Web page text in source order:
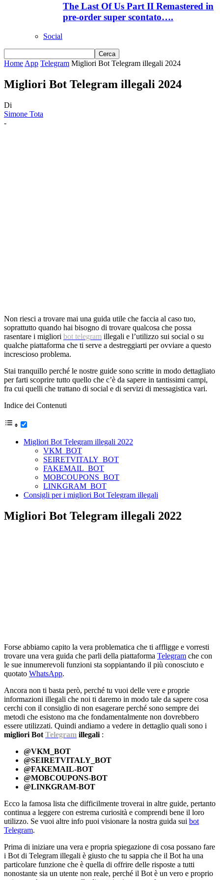
The Last Of Us Part II Remastered in
pre-order super scontato….
Social
Home App Telegram Migliori Bot Telegram illegali 2024
Migliori Bot Telegram illegali 2024
Di
Simone Tota
-
Non riesci a trovare mai una guida utile che faccia al caso tuo,
soprattutto quando hai bisogno di trovare qualcosa che possa
rasentare i migliori bot telegram illegali e l’utilizzo sui social o su
qualche piattaforma che ti serve a destreggiarti per ovviare a questo
increscioso problema.
Stai tranquillo perché le nostre guide sono scritte in modo dettagliato
per farti scoprire tutto quello che c’è da sapere in tantissimi campi,
fra cui quelli che trattano di social e di servizi di messagistica vari.
Indice dei Contenuti
Migliori Bot Telegram illegali 2022
VKM_BOT
SEIRETVITALY_BOT
FAKEMAIL_BOT
MOBCOUPONS_BOT
LINKGRAM_BOT
Consigli per i migliori Bot Telegram illegali
Migliori Bot Telegram illegali 2022
Forse abbiamo capito la vera problematica che ti affligge e vorresti
trovare una vera guida che parli della piattaforma Telegram che con
le sue innumerevoli funzioni sta soppiantando il più conosciuto e
quotato WhatsApp.
Ancora non ti basta però, perché tu vuoi delle vere e proprie
informazioni illegali che noi ti daremo in modo tale da sapere cosa
cerchi con il consiglio di non esagerare perché sono sempre dei
metodi che esistono ma che fondamentalmente non dovrebbero
essere utilizzati. Quindi andiamo a vedere in dettaglio quali sono i
migliori Bot Telegram illegali :
@VKM_BOT
@SEIRETVITALY_BOT
@FAKEMAIL-BOT
@MOBCOUPONS-BOT
@LINKGRAM-BOT
Ecco la famosa lista che difficilmente troverai in altre guide, pertanto
continua a leggere con estrema curiosità e comprendi bene il loro
utilizzo. Se vuoi altre info puoi visionare la nostra guida sui bot
Telegram.
Prima di iniziare una vera e propria spiegazione di cosa possano fare
i Bot di Telegram illegali è giusto che tu sappia che il Bot ha una
particolare funzione che è quella di offrire delle risposte a tutti
nonostante sia un utente non reale, perché il Bot è un vero e proprio